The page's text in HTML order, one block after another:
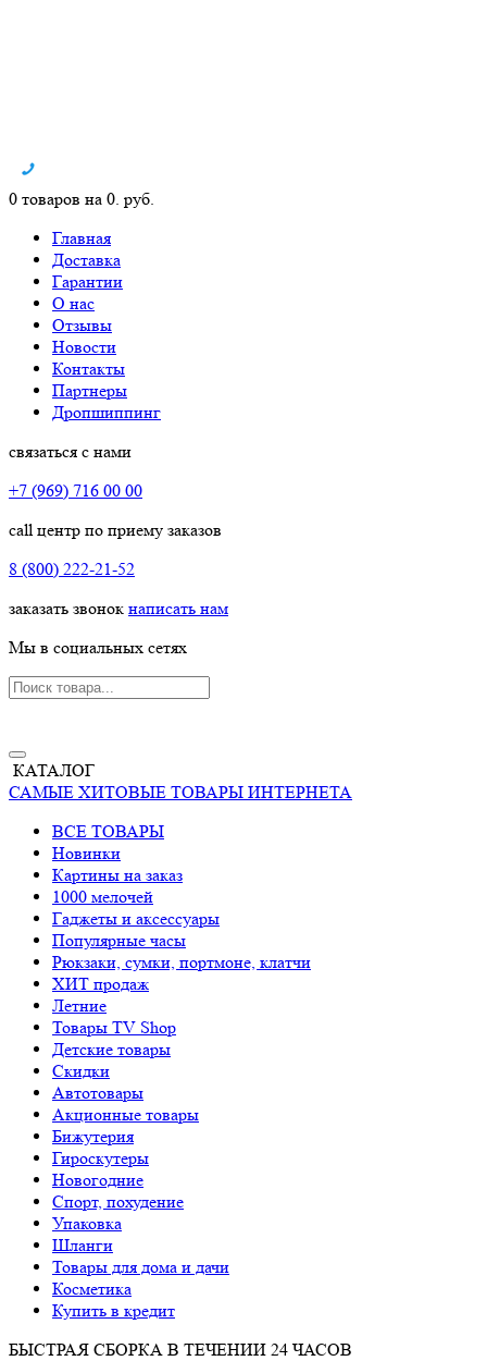
0 товаров на 0. руб.
Главная
Доставка
Гарантии
О нас
Отзывы
Новости
Контакты
Партнеры
Дропшиппинг
связаться с нами
+7 (969) 716 00 00
call центр по приему заказов
8 (800) 222-21-52
заказать звонок написать нам
Мы в социальных сетях
КАТАЛОГ
САМЫЕ ХИТОВЫЕ ТОВАРЫ ИНТЕРНЕТА
ВСЕ ТОВАРЫ
Новинки
Картины на заказ
1000 мелочей
Гаджеты и аксессуары
Популярные часы
Рюкзаки, сумки, портмоне, клатчи
ХИТ продаж
Летние
Товары TV Shop
Детские товары
Cкидки
Автотовары
Акционные товары
Бижутерия
Гироскутеры
Новогодние
Спорт, похудение
Упаковка
Шланги
Товары для дома и дачи
Косметика
Купить в кредит
БЫСТРАЯ СБОРКА В ТЕЧЕНИИ 24 ЧАСОВ